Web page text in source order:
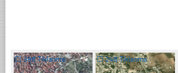
☐398 Tıklanma ☐248 Tıklanma